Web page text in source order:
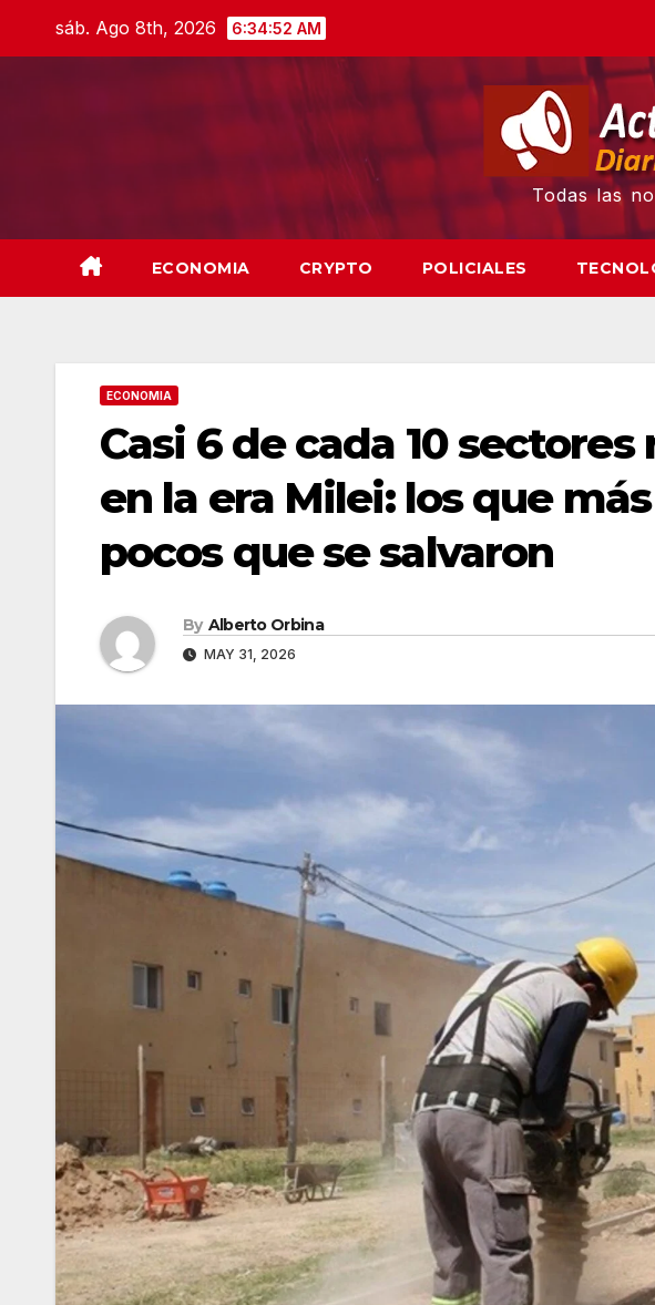
sáb. Ago 8th, 2026 6:34:53 AM
Todas las
ECONOMIA CRYPTO POLICIALES
ECONOMIA
Casi 6 de cada 10
en la era Milei: los que
pocos que se salvaron
By Alberto Orbina
MAY 31, 2026